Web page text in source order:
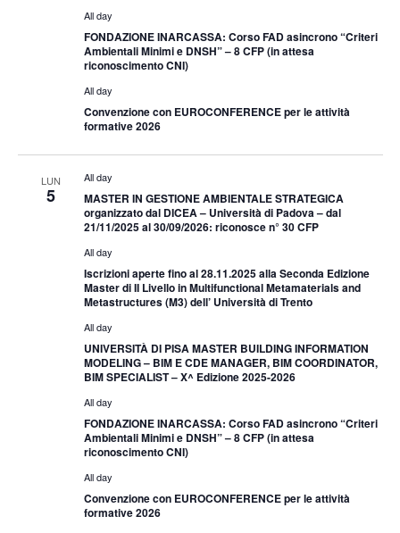
All day
FONDAZIONE INARCASSA: Corso FAD asincrono “Criteri
Ambientali Minimi e DNSH” – 8 CFP (in attesa
riconoscimento CNI)
All day
Convenzione con EUROCONFERENCE per le attività
formative 2026
LUN
5
All day
MASTER IN GESTIONE AMBIENTALE STRATEGICA
organizzato dal DICEA – Università di Padova – dal
21/11/2025 al 30/09/2026: riconosce n° 30 CFP
All day
Iscrizioni aperte fino al 28.11.2025 alla Seconda Edizione
Master di II Livello in Multifunctional Metamaterials and
Metastructures (M3) dell’ Università di Trento
All day
UNIVERSITÀ DI PISA MASTER BUILDING INFORMATION
MODELING – BIM E CDE MANAGER, BIM COORDINATOR,
BIM SPECIALIST – X^ Edizione 2025-2026
All day
FONDAZIONE INARCASSA: Corso FAD asincrono “Criteri
Ambientali Minimi e DNSH” – 8 CFP (in attesa
riconoscimento CNI)
All day
Convenzione con EUROCONFERENCE per le attività
formative 2026